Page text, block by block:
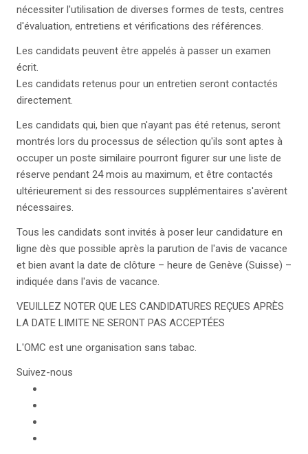
nécessiter l'utilisation de diverses formes de tests, centres
d'évaluation, entretiens et vérifications des références.
Les candidats peuvent être appelés à passer un examen
écrit.
Les candidats retenus pour un entretien seront contactés
directement.
Les candidats qui, bien que n'ayant pas été retenus, seront
montrés lors du processus de sélection qu'ils sont aptes à
occuper un poste similaire pourront figurer sur une liste de
réserve pendant 24 mois au maximum, et être contactés
ultérieurement si des ressources supplémentaires s'avèrent
nécessaires.
Tous les candidats sont invités à poser leur candidature en
ligne dès que possible après la parution de l'avis de vacance
et bien avant la date de clôture – heure de Genève (Suisse) –
indiquée dans l'avis de vacance.
VEUILLEZ NOTER QUE LES CANDIDATURES REÇUES APRÈS
LA DATE LIMITE NE SERONT PAS ACCEPTÉES
L'OMC est une organisation sans tabac.
Suivez-nous